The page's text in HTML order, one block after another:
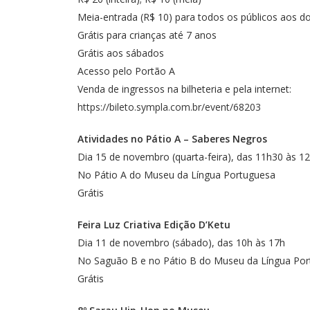
Meia-entrada (R$ 10) para todos os públicos aos
Grátis para crianças até 7 anos
Grátis aos sábados
Acesso pelo Portão A
Venda de ingressos na bilheteria e pela internet:
https://bileto.sympla.com.br/event/68203
Atividades no Pátio A – Saberes Negros
Dia 15 de novembro (quarta-feira), das 11h30 às
No Pátio A do Museu da Língua Portuguesa
Grátis
Feira Luz Criativa Edição D’Ketu
Dia 11 de novembro (sábado), das 10h às 17h
No Saguão B e no Pátio B do Museu da Língua
Grátis